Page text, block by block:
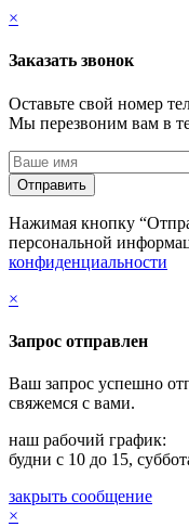
×
Заказать звонок
Оставьте свой номер
Мы перезвоним вам в
Нажимая кнопку
персональной
конфиденциальности
×
Запрос отправлен
Ваш запрос успешно
свяжемся с вами.
наш рабочий график:
будни с 10 до 15,
закрыть сообщение
×